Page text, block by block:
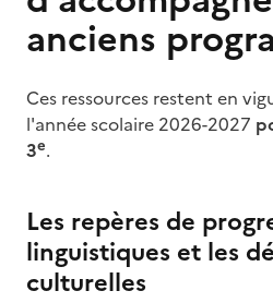
anciens
Ces ressources restent en
l'année scolaire 2026-2027
3e.
Les repères de
linguistiques et les
culturelles